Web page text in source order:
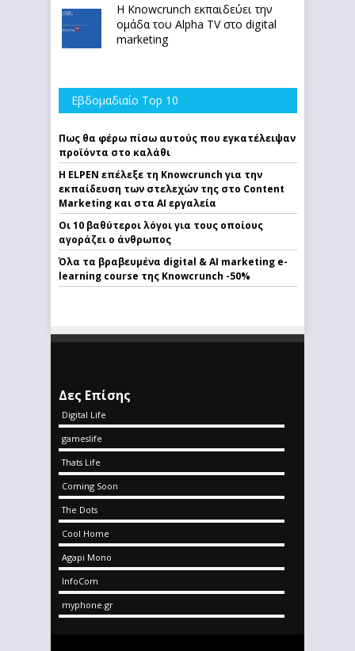
Η Knowcrunch εκπαιδεύει την
ομάδα του Alpha TV στο digital
marketing
Εβδομαδιαίο Top 10
Πως θα φέρω πίσω αυτούς που εγκατέλειψαν
προϊόντα στο καλάθι
Η ELPEN επέλεξε τη Knowcrunch για την
εκπαίδευση των στελεχών της στο Content
Marketing και στα AI εργαλεία
Οι 10 βαθύτεροι λόγοι για τους οποίους
αγοράζει ο άνθρωπος
Όλα τα βραβευμένα digital & AI marketing e-
learning course της Knowcrunch -50%
Δες Επίσης
Digital Life
gameslife
Thats Life
Coming Soon
The Dots
Cool Home
Agapi Mono
InfoCom
myphone.gr